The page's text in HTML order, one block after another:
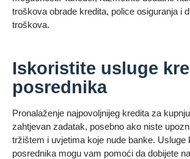
troškova obrade kredita, police osiguranja i
troškova.
Iskoristite usluge
posrednika
Pronalaženje najpovoljnijeg kredita za
zahtjevan zadatak, posebno ako niste
tržištem i uvjetima koje nude banke. Usluge
posrednika mogu vam pomoći da dobijete